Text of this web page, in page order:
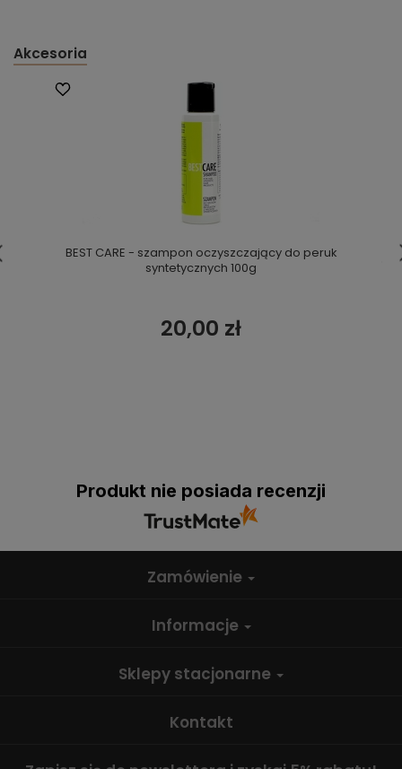
Akcesoria
BEST CARE - szampon oczyszczający do peruk
syntetycznych 100g
20,00 zł
Produkt nie posiada recenzji
Zamówienie
Informacje
Sklepy stacjonarne
Kontakt